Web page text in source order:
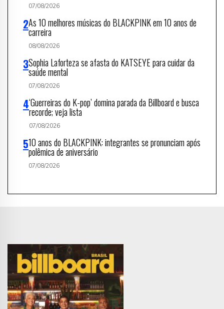
07/08/2026
As 10 melhores músicas do BLACKPINK em 10 anos de
carreira
08/08/2026
Sophia Laforteza se afasta do KATSEYE para cuidar da
saúde mental
07/08/2026
‘Guerreiras do K-pop’ domina parada da Billboard e busca
recorde; veja lista
07/08/2026
10 anos do BLACKPINK: integrantes se pronunciam após
polêmica de aniversário
07/08/2026